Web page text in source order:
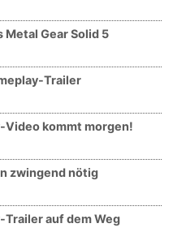
Metal Gear Solid 5
Trailer
Video kommt morgen!
zwingend nötig
auf dem Weg